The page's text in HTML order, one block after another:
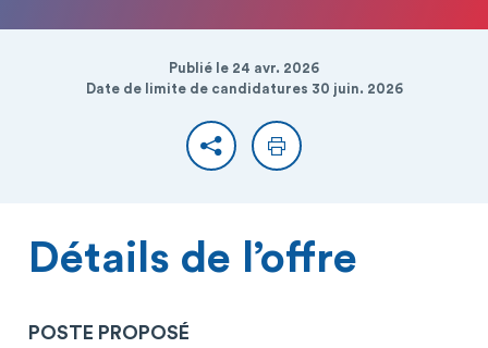
Publié le 24 avr. 2026
Date de limite de candidatures 30 juin. 2026
PartagerImprimer
Détails de l’offre
POSTE PROPOSÉ